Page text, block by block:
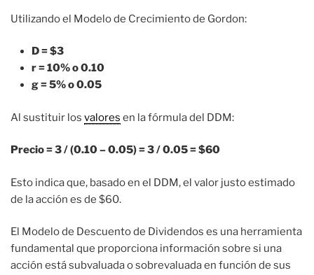
Utilizando el Modelo de Crecimiento de Gordon:
D = $3
r = 10% o 0.10
g = 5% o 0.05
Al sustituir los valores en la fórmula del DDM:
Precio = 3 / (0.10 – 0.05) = 3 / 0.05 = $60
Esto indica que, basado en el DDM, el valor justo estimado
de la acción es de $60.
El Modelo de Descuento de Dividendos es una herramienta
fundamental que proporciona información sobre si una
acción está subvaluada o sobrevaluada en función de sus